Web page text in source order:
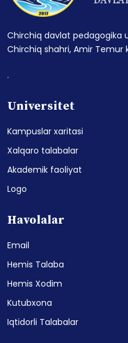
Chirchiq davlat pedagogika
Chirchiq shahri, Amir Temur
.
Universitet
Kampuslar xaritasi
Xalqaro talabalar
Akademik faoliyat
Logo
Havolalar
Email
Hemis Talaba
Hemis Xodim
Kutubxona
Iqtidorli Talabalar